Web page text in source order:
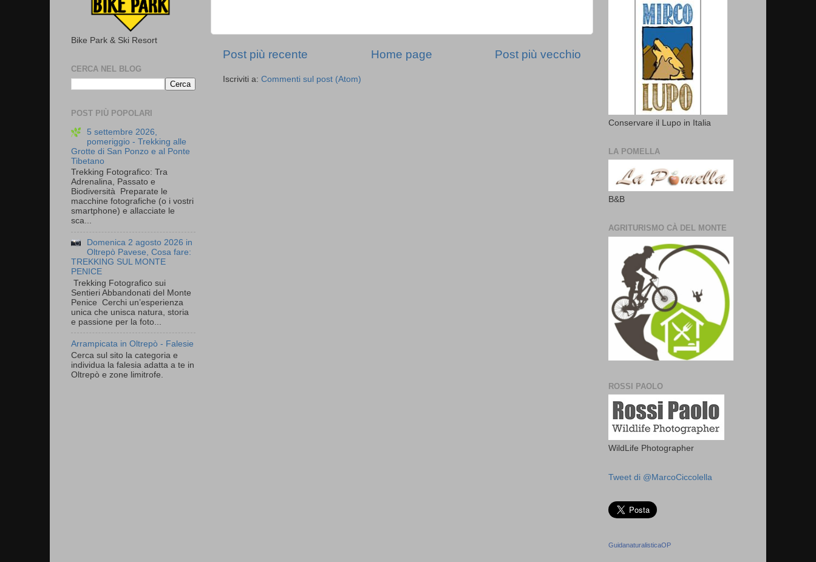
Post più recente Post più vecchio
Home page
Iscriviti a: Commenti sul post (Atom)
Bike Park & Ski Resort
CERCA NEL BLOG
POST PIÙ POPOLARI
5 settembre 2026,
pomeriggio - Trekking alle
Grotte di San Ponzo e al Ponte
Tibetano
Trekking Fotografico: Tra
Adrenalina, Passato e
Biodiversità Preparate le
macchine fotografiche (o i vostri
smartphone) e allacciate le
sca...
Domenica 2 agosto 2026 in
Oltrepò Pavese, Cosa fare:
TREKKING SUL MONTE
PENICE
Trekking Fotografico sui
Sentieri Abbandonati del Monte
Penice Cerchi un’esperienza
unica che unisca natura, storia
e passione per la foto...
Arrampicata in Oltrepò - Falesie
Cerca sul sito la categoria e
individua la falesia adatta a te in
Oltrepò e zone limitrofe.
Conservare il Lupo in Italia
LA POMELLA
B&B
AGRITURISMO CÀ DEL MONTE
ROSSI PAOLO
WildLife Photographer
Tweet di @MarcoCiccolella
GuidanaturalisticaOP